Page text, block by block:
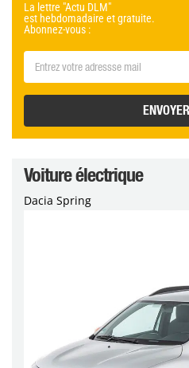
La lettre "Actu DLM"
est hebdomadaire et gratuite.
Abonnez-vous :
ENVOYER
Voiture électrique
Dacia Spring